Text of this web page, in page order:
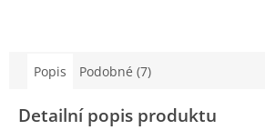
Popis Podobné (7)
Detailní popis produktu